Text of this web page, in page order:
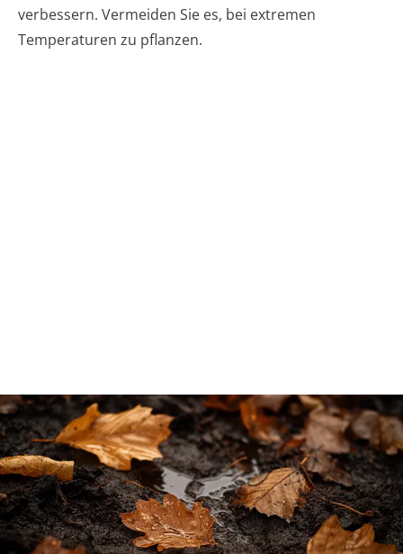
verbessern. Vermeiden Sie es, bei extremen
Temperaturen zu pflanzen.